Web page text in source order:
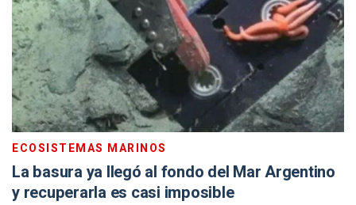
ECOSISTEMAS MARINOS
La basura ya llegó al fondo del Mar Argentino
y recuperarla es casi imposible